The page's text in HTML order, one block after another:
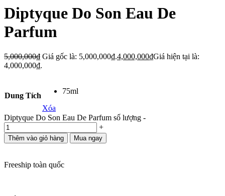
Diptyque Do Son Eau De
Parfum
5,000,000₫ Giá gốc là: 5,000,000₫.4,000,000₫Giá hiện tại là:
4,000,000₫.
Dung Tích
75ml
Xóa
Diptyque Do Son Eau De Parfum số lượng -
+
Thêm vào giỏ hàng Mua ngay
Freeship toàn quốc